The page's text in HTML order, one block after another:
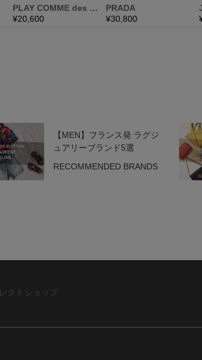
【MEN】フランス発 ラグジ
ュアリーブランド5選
RECOMMENDED BRANDS
クトショップ